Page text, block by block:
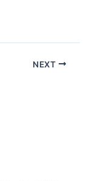
NEXT